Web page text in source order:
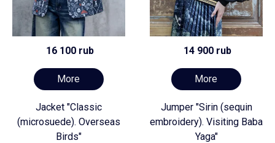
16 100 rub
More
Jacket "Classic
(microsuede). Overseas
Birds"
14 900 rub
More
Jumper "Sirin (sequin
embroidery). Visiting Baba
Yaga"